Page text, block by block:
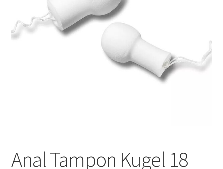
Мой аккаунт
Оставить отзыв
Anal Tampon Kugel 18